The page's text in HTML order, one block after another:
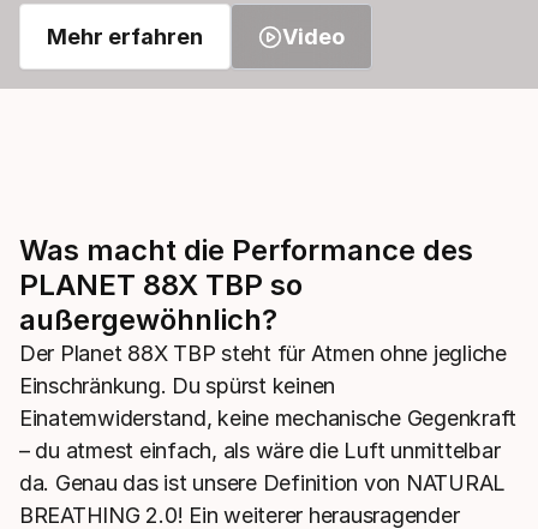
Mehr erfahren Video
Was macht die Performance des
PLANET 88X TBP so
außergewöhnlich?
Der Planet 88X TBP steht für Atmen ohne jegliche
Einschränkung. Du spürst keinen
Einatemwiderstand, keine mechanische Gegenkraft
– du atmest einfach, als wäre die Luft unmittelbar
da. Genau das ist unsere Definition von NATURAL
BREATHING 2.0! Ein weiterer herausragender